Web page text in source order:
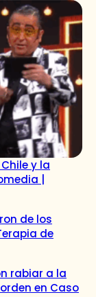
y la
|
de los
de
rabiar a la
en Caso